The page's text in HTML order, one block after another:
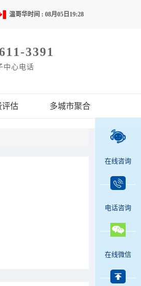
温哥华时间 : 08月05日19:28
3391
心电话
评估 多城市聚合
在线咨询
电话咨询
在线微信